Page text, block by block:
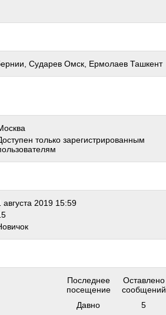
Сударев Омск, Ермолаев Ташкент
только зарегистрированным
августа 2019 15:59
Последнее
посещение
Оставлено
сообщений
Давно
5